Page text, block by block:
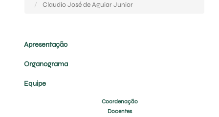
Claudio José de Aguiar Junior
Apresentação
Organograma
Equipe
Coordenação
Docentes